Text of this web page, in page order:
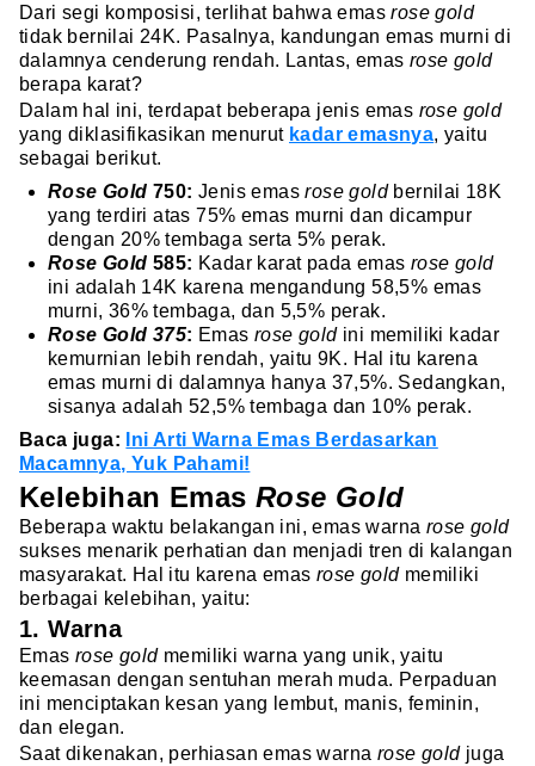
Dari segi komposisi, terlihat bahwa emasrose gold
tidak bernilai 24K. Pasalnya, kandungan emas murni di
dalamnya cenderung rendah. Lantas, emas rose gold
berapa karat?
Dalam hal ini, terdapat beberapa jenis emas rose gold
yang diklasifikasikan menurut kadar emasnya, yaitu
sebagai berikut.
Rose Gold 750:Jenis emasrose goldbernilai 18K
yang terdiri atas 75% emas murni dan dicampur
dengan 20% tembaga serta 5% perak.
Rose Gold 585: Kadar karat pada emas rose gold
ini adalah 14K karena mengandung 58,5% emas
murni, 36% tembaga, dan 5,5% perak.
Rose Gold 375: Emasrose goldini memiliki kadar
kemurnian lebih rendah, yaitu 9K. Hal itu karena
emas murni di dalamnya hanya 37,5%. Sedangkan,
sisanya adalah 52,5% tembaga dan 10% perak.
Baca juga:
Ini Arti Warna Emas Berdasarkan
Macamnya, Yuk Pahami!
Kelebihan Emas Rose Gold
Beberapa waktu belakangan ini, emas warna rose gold
sukses menarik perhatian dan menjadi tren di kalangan
masyarakat. Hal itu karena emas rose goldmemiliki
berbagai kelebihan, yaitu:
1. Warna
Emas rose goldmemiliki warna yang unik, yaitu
keemasan dengan sentuhan merah muda. Perpaduan
ini menciptakan kesan yang lembut, manis, feminin,
dan elegan.
Saat dikenakan, perhiasan emas warna rose goldjuga